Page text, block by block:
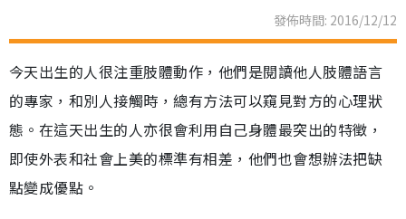
發佈時間: 2016/12/12
今天出生的人很注重肢體動作，他們是閱讀他人肢體語言
的專家，和別人接觸時，總有方法可以窺見對方的心理狀
態。在這天出生的人亦很會利用自己身體最突出的特徵，
即使外表和社會上美的標準有相差，他們也會想辦法把缺
點變成優點。